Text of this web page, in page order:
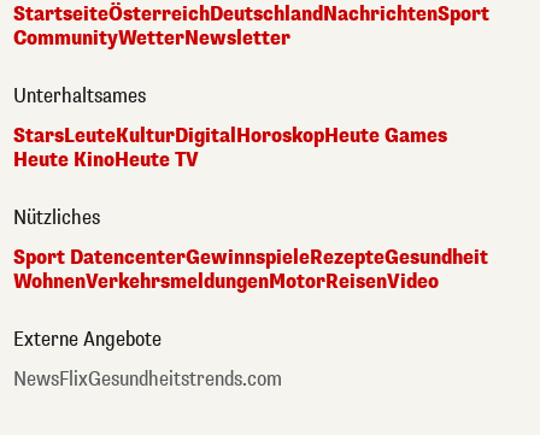
StartseiteÖsterreichDeutschlandNachrichtenSport
CommunityWetterNewsletter
Unterhaltsames
StarsLeuteKulturDigitalHoroskopHeute Games
Heute KinoHeute TV
Nützliches
Sport DatencenterGewinnspieleRezepteGesundheit
WohnenVerkehrsmeldungenMotorReisenVideo
Externe Angebote
NewsFlixGesundheitstrends.com